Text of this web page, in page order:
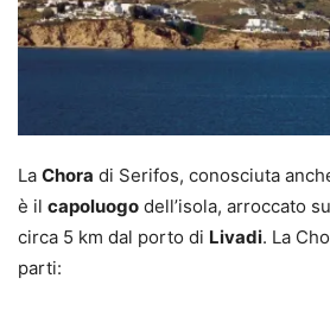
La Chora di Serifos, conosciuta
è il capoluogo dell’isola, arroccato
circa 5 km dal porto di Livadi. La
parti: